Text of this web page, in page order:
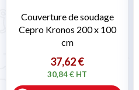
Couverture de soudage
Cepro Kronos 200 x 100
cm
37,62 €
30,84 € HT